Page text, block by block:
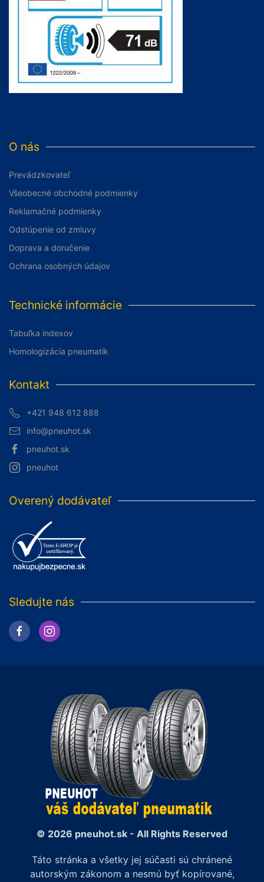
O nás
Prevádzkovateľ
Všeobecné obchodné podmienky
Reklamačné podmienky
Odstúpenie od zmluvy
Doprava a doručenie
Ochrana osobných údajov
Technické informácie
Tabuľka indexov
Homologizácia pneumatík
Kontakt
+421 948 612 888
info@pneuhot.sk
pneuhot.sk
pneuhot
Overený dodávateľ
Sledujte nás
© 2026 pneuhot.sk - All Rights Reserved
Táto stránka a všetky jej súčasti sú chránené
autorským zákonom a nesmú byť kopírované,